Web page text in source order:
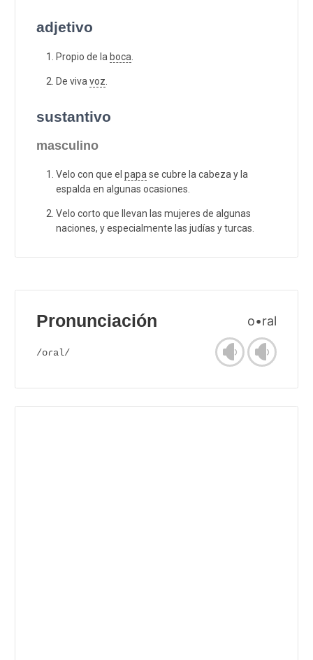
adjetivo
Propio de la boca
De viva voz
sustantivo
masculino
Velo con que el papa se cubre la cabeza y la
espalda en algunas ocasiones.
Velo corto que llevan las mujeres de algunas
naciones, y especialmente las judías y turcas.
Pronunciación o•ral
/oɾal/